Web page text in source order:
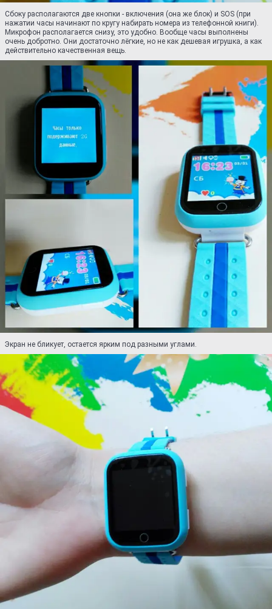
Сбоку располагаются две кнопки - включения (она же блок) и SOS (при
нажатии часы начинают по кругу набирать номера из телефонной книги).
Микрофон располагается снизу, это удобно. Вообще часы выполнены
очень добротно. Они достаточно лёгкие, но не как дешевая игрушка, а как
действительно качественная вещь.
Экран не бликует, остается ярким под разными углами.